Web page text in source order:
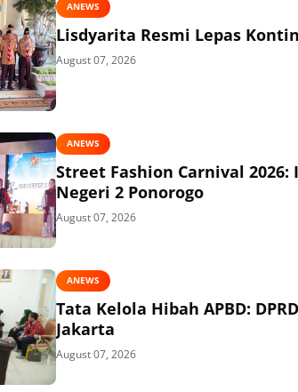
ANEWS
Lisdyarita Resmi Lepas
August 07, 2026
ANEWS
Street Fashion Carnival 2026:
Negeri 2 Ponorogo
August 07, 2026
ANEWS
Tata Kelola Hibah APBD:
Jakarta
August 07, 2026